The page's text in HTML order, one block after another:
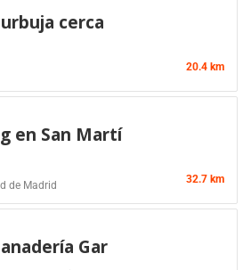
cerca
20.4 km
en San Martí
de Madrid 32.7 km
Gar